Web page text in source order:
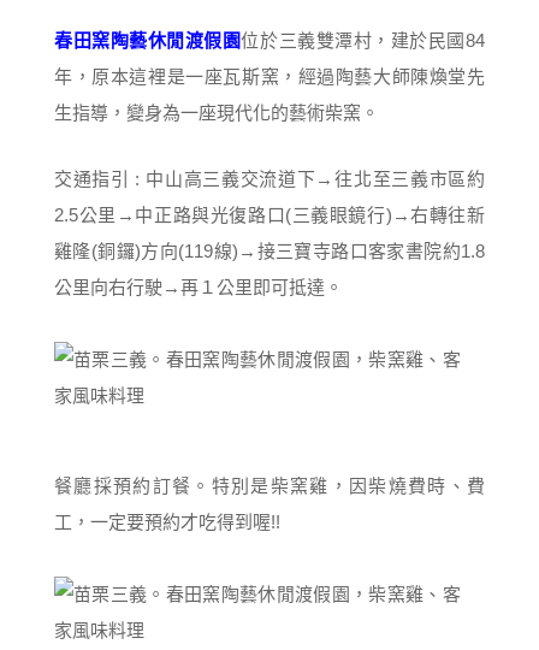
春田窯陶藝休閒渡假園位於三義雙潭村，建於民國84
年，原本這裡是一座瓦斯窯，經過陶藝大師陳煥堂先
生指導，變身為一座現代化的藝術柴窯。
交通指引 : 中山高三義交流道下→往北至三義市區約
2.5公里→中正路與光復路口(三義眼鏡行)→右轉往新
雞隆(銅鑼)方向(119線)→接三寶寺路口客家書院約1.8
公里向右行駛→再１公里即可抵達。
餐廳採預約訂餐。特別是柴窯雞，因柴燒費時、費
工，一定要預約才吃得到喔!!